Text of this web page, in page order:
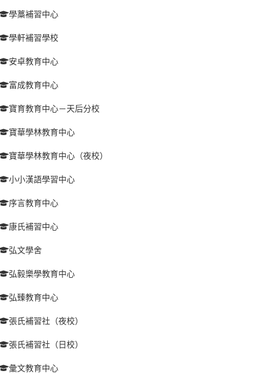
學藁補習中心
學軒補習學校
安卓教育中心
富成教育中心
寶育教育中心－天后分校
寶華學林教育中心
寶華學林教育中心（夜校）
小小漢語學習中心
序言教育中心
康氏補習中心
弘文學舍
弘毅樂學教育中心
弘臻教育中心
張氏補習社（夜校）
張氏補習社（日校）
彙文教育中心